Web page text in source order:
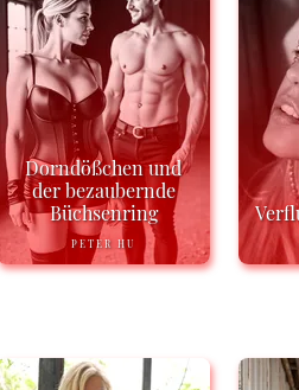
Dorndößchen und
der bezaubernde
Büchsenring
PETER HU